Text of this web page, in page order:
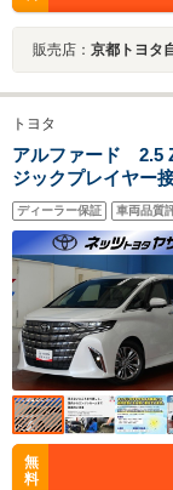
販売店： 京都トヨタ
トヨタ
アルファード
ジックプレイヤ
システム ETC 両
プ 乗車定員7人 3
ディーラー保証 車両品質
無
料